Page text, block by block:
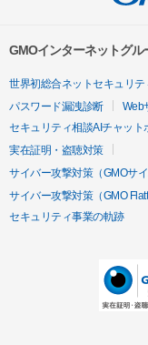
GMOインターネットグ
世界初総合ネットセキュリテ
パスワード漏洩診断
Web
セキュリティ相談AIチャット
実在証明・盗聴対策
サイバー攻撃対策（GMOサ
サイバー攻撃対策（GMO Flatt
セキュリティ事業の軌跡